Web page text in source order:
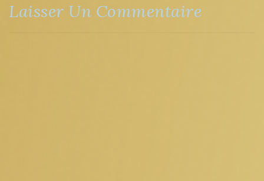
Laisser Un Commentaire